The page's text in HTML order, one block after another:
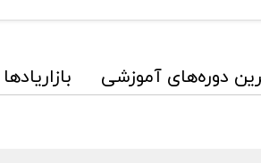
دوره‌های آموزشی بازاریادها